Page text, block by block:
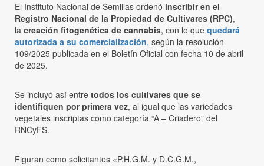
El Instituto Nacional de Semillas ordenó inscribir en el
Registro Nacional de la Propiedad de Cultivares (RPC),
la creación fitogenética de cannabis, con lo que quedará
autorizada a su comercialización, según la resolución
109/2025 publicada en el Boletín Oficial con fecha 10 de abril
de 2025.
Se incluyó así entre todos los cultivares que se
identifiquen por primera vez, al igual que las variedades
vegetales inscriptas como categoría “A – Criadero” del
RNCyFS.
Figuran como solicitantes «P.H.G.M. y D.C.G.M.,